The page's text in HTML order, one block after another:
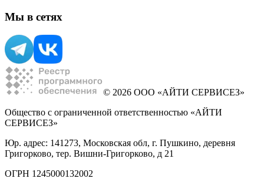
Мы в сетях
© 2026 ООО «АЙТИ СЕРВИСЕЗ»
Общество с ограниченной ответственностью «АЙТИ
СЕРВИСЕЗ»
Юр. адрес: 141273, Московская обл, г. Пушкино, деревня
Григорково, тер. Вишни-Григорково, д 21
ОГРН 1245000132002